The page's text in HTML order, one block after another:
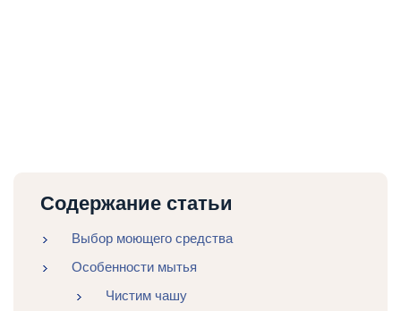
Содержание статьи
Выбор моющего средства
Особенности мытья
Чистим чашу